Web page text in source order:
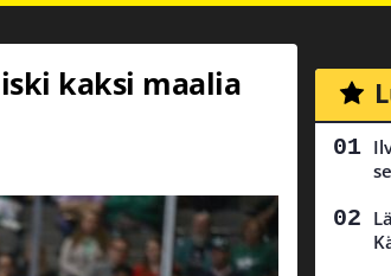
kaksi maalia